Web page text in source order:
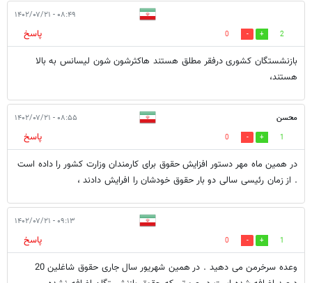
۰۸:۴۹ - ۱۴۰۲/۰۷/۲۱
2
0
پاسخ
بازنشستگان کشوری درفقر مطلق هستند هاکثرشون شون لیسانس به بالا
هستند،
محسن ۰۸:۵۵ - ۱۴۰۲/۰۷/۲۱
1
0
پاسخ
در همین ماه مهر دستور افزایش حقوق برای کارمندان وزارت کشور را داده است
. از زمان رئیسی سالی دو بار حقوق خودشان را افرایش دادند ،
۰۹:۱۳ - ۱۴۰۲/۰۷/۲۱
1
0
پاسخ
وعده سرخرمن می دهید . در همین شهریور سال جاری حقوق شاغلین 20